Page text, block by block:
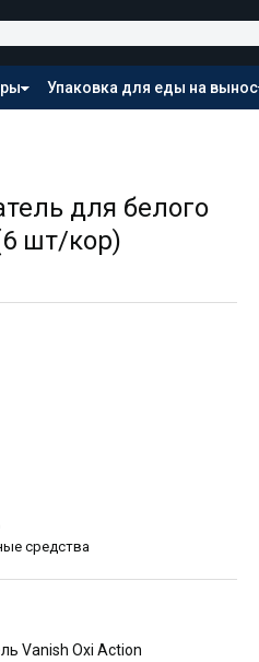
Упаковка для еды на вынос
для белого
шт/кор)
средства
Vanish Oxi Action